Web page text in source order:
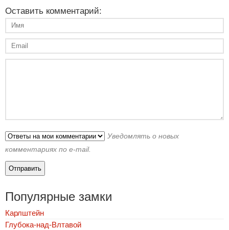
Оставить комментарий:
Уведомлять о новых
комментариях по e-mail.
Популярные замки
Карлштейн
Глубока-над-Влтавой